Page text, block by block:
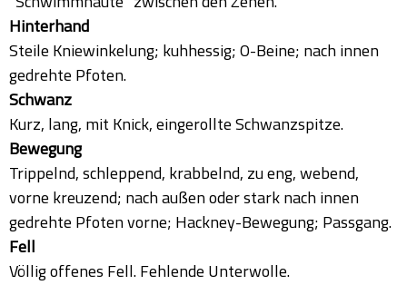
Hinterhand
Steile Kniewinkelung; kuhhessig; O-Beine; nach innen
gedrehte Pfoten.
Schwanz
Kurz, lang, mit Knick, eingerollte Schwanzspitze.
Bewegung
Trippelnd, schleppend, krabbelnd, zu eng, webend,
vorne kreuzend; nach außen oder stark nach innen
gedrehte Pfoten vorne; Hackney-Bewegung; Passgang.
Fell
Völlig offenes Fell. Fehlende Unterwolle.